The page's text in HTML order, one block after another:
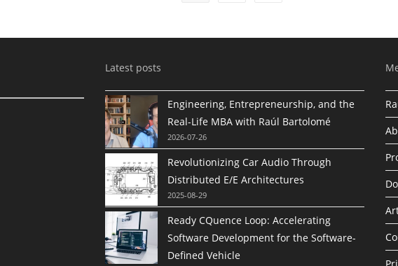
Latest posts
Engineering, Entrepreneurship, and the
Real-Life MBA with Raúl Bartolomé
2026-07-26
Revolutionizing Car Audio Through
Distributed E/E Architectures
2025-08-29
Ready CQuence Loop: Accelerating
Software Development for the Software-
Defined Vehicle